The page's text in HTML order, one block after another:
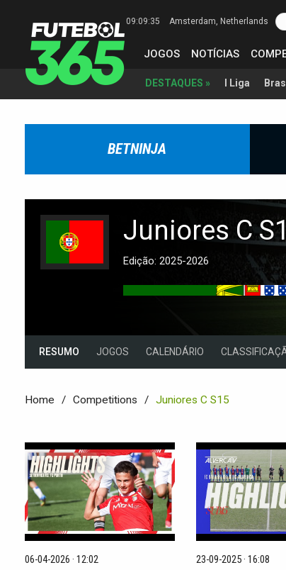
09:09:36 Amsterdam, Netherlands
JOGOS NOTÍCIAS
DESTAQUES » I Liga
BETNINJA
Juniores C
Edição: 2025-2026
RESUMO JOGOS CALENDÁRIO
Home Competitions Juniores C S15
06-04-2026 · 12:02 23-09-2025 · 16:08